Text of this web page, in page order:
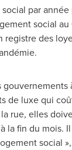
par
social au
des
de luxe qui
rue, elles
la fin du mois.
social